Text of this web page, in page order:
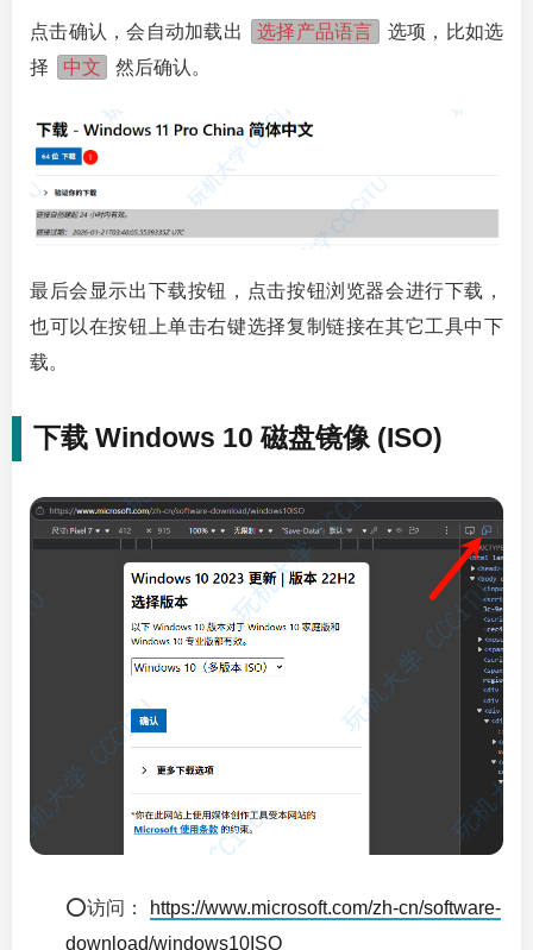
点击确认，会自动加载出 选择产品语言
选项，比如选
择
中文 然后确认。
最后会显示出下载按钮，点击按钮浏览器会进行下载，
也可以在按钮上单击右键选择复制链接在其它工具中下
载。
下载 Windows 10 磁盘镜像 (ISO)
⭕访问：
https://www.microsoft.com/zh-cn/software-
download/windows10ISO